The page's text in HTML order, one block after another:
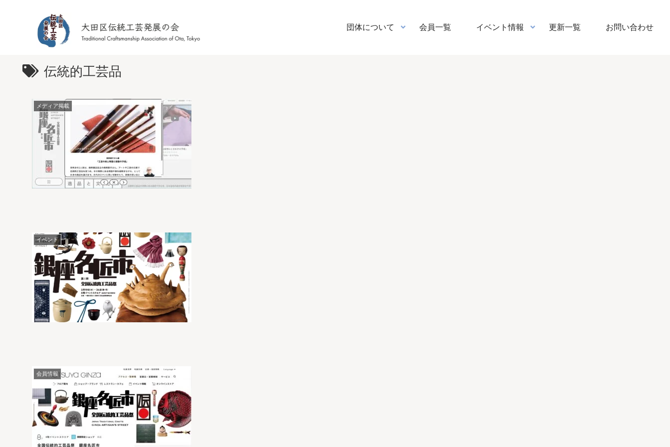
団体について 会員一覧 イベント情報 更新一覧 お問い合わせ
伝統的工芸品
メディア掲載
イベント
会員情報